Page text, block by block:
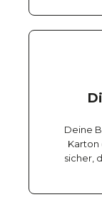
Deine
Karton
sicher,